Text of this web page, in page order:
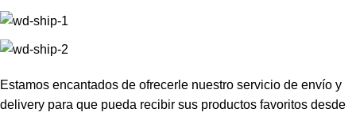
Estamos encantados de ofrecerle nuestro servicio de envío y
delivery para que pueda recibir sus productos favoritos desde